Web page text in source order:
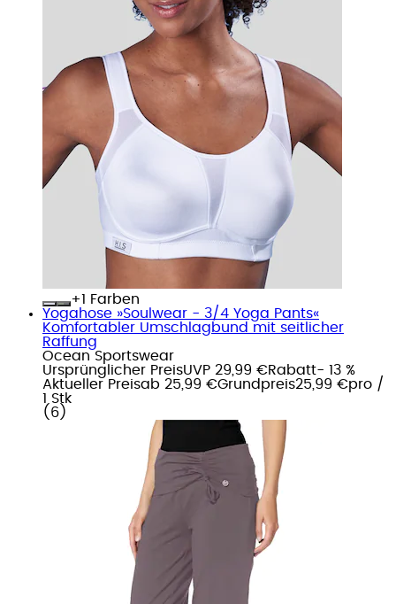
+
Farben
Yogahose »Soulwear - 3/4 Yoga Pants«
Komfortabler Umschlagbund mit seitlicher
Raffung
Ocean Sportswear
Ursprünglicher PreisUVP 29,99 €Rabatt- 13 %
Aktueller Preisab 25,99 €Grundpreis25,99 €pro /
1 Stk
( 6 )